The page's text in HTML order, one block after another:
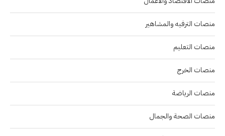
منصات الترفيه والمشاهير
منصات التعليم
منصات الخرج
منصات الرياضة
منصات الصحة والجمال